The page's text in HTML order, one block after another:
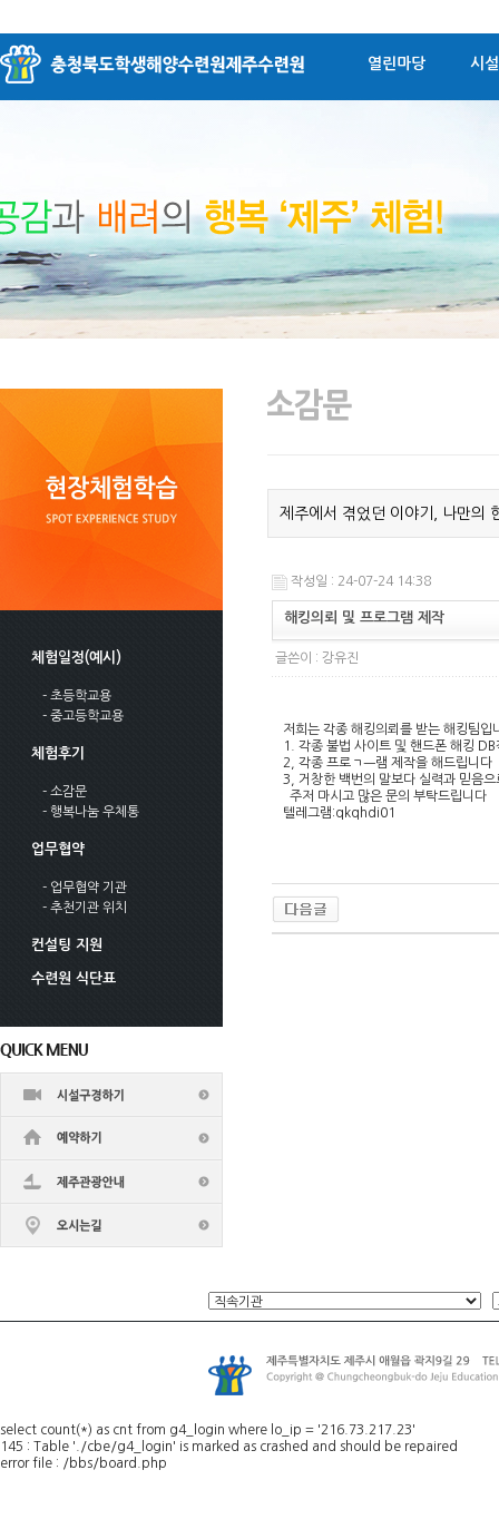
열린마당 시
체험일정(예시)
- 초등학교용
- 중고등학교용
체험후기
- 소감문
- 행복나눔 우체통
업무협약
- 업무협약 기관
- 추천기관 위치
컨설팅 지원
수련원 식단표
제주에서 겪었던 이야기, 나만의
작성일 : 24-07-24 14:38
해킹의뢰 및 프로그램 제작
글쓴이 : 강유진
저희는 각종 해킹의뢰를 받는 해킹팀입
1. 각종 불법 사이트 및 핸드폰 해킹
2, 각종 프로ㄱㅡ램 제작을 해드립니다
3, 거창한 백번의 말보다 실력과 믿음
주저 마시고 많은 문의 부탁드립니다
텔레그램:qkqhdi01
select count(*) as cnt from g4_login where lo_ip = '216.73.217.23'
145 : Table './cbe/g4_login' is marked as crashed and should be repaired
error file : /bbs/board.php